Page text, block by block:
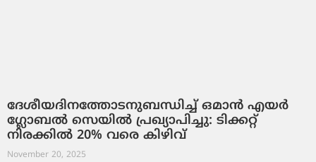
ദേശീയദിനത്തോടനുബന്ധിച്ച് ഒമാൻ എയർ
ഗ്ലോബൽ സെയിൽ പ്രഖ്യാപിച്ചു: ടിക്കറ്റ്
നിരക്കിൽ 20% വരെ കിഴിവ്
November 20, 2025